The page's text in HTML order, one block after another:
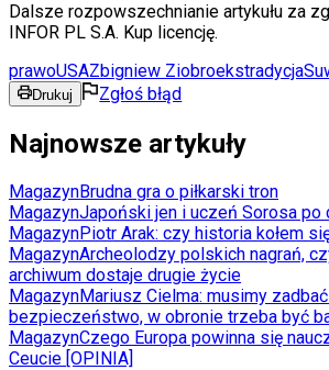
Dalsze rozpowszechnianie artykułu za
INFOR PL S.A. Kup licencję.
prawoUSAZbigniew Ziobroekstradycja
Drukuj Zgłoś błąd
Najnowsze artykuły
MagazynBrudna gra o piłkarski tron
MagazynJapoński jen i uczeń Sorosa po
MagazynPiotr Arak: czy historia kołem
MagazynArcheolodzy polskich nagrań,
archiwum dostaje drugie życie
MagazynMariusz Cielma: musimy
bezpieczeństwo, w obronie trzeba być
MagazynCzego Europa powinna się
Ceucie [OPINIA]